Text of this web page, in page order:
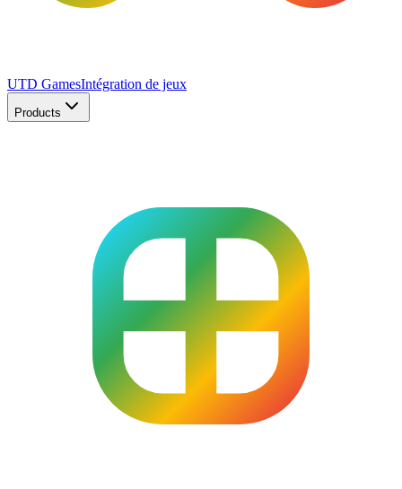
UTD GamesIntégration de jeux
Products